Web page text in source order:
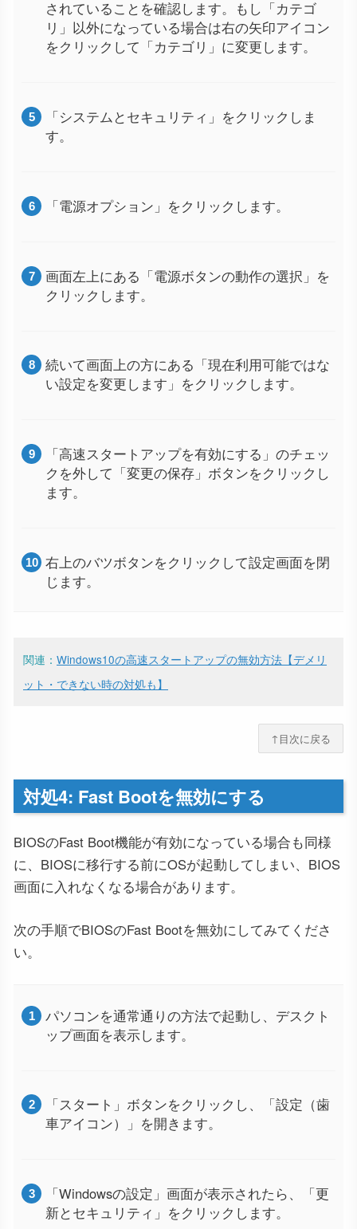
されていることを確認します。もし「カテゴ
リ」以外になっている場合は右の矢印アイコン
をクリックして「カテゴリ」に変更します。
「システムとセキュリティ」をクリックしま
す。
「電源オプション」をクリックします。
画面左上にある「電源ボタンの動作の選択」を
クリックします。
続いて画面上の方にある「現在利用可能ではな
い設定を変更します」をクリックします。
「高速スタートアップを有効にする」のチェッ
クを外して「変更の保存」ボタンをクリックし
ます。
右上のバツボタンをクリックして設定画面を閉
じます。
関連： Windows10の高速スタートアップの無効方法【デメリ
ット・できない時の対処も】
↑目次に戻る
対処4: Fast Bootを無効にする
BIOSのFast Boot機能が有効になっている場合も同様
に、BIOSに移行する前にOSが起動してしまい、BIOS
画面に入れなくなる場合があります。
次の手順でBIOSのFast Bootを無効にしてみてくださ
い。
パソコンを通常通りの方法で起動し、デスクト
ップ画面を表示します。
「スタート」ボタンをクリックし、「設定（歯
車アイコン）」を開きます。
「Windowsの設定」画面が表示されたら、「更
新とセキュリティ」をクリックします。